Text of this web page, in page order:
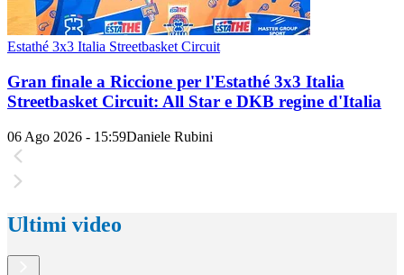
Estathé 3x3 Italia Streetbasket Circuit
Gran finale a Riccione per l'Estathé 3x3 Italia
Streetbasket Circuit: All Star e DKB regine d'Italia
06 Ago 2026 - 15:59Daniele Rubini
Ultimi video